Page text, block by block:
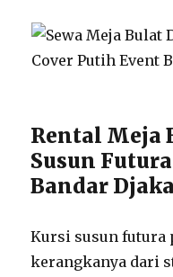
Rental Meja
Susun
Bandar
Kursi susun futura
kerangkanya dari